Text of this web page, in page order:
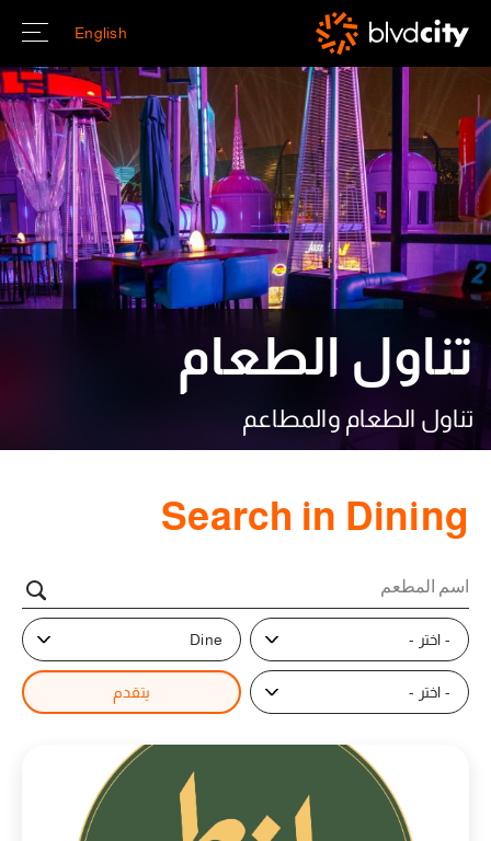
English
تناول الطعام
تناول الطعام والمطاعم
Search in Dining
- اختر - Dine
- اختر -